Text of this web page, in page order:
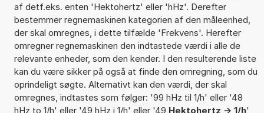
af detf.eks. enten 'Hektohertz' eller 'hHz'. Derefter
bestemmer regnemaskinen kategorien af den måleenhed,
der skal omregnes, i dette tilfælde 'Frekvens'. Herefter
omregner regnemaskinen den indtastede værdi i alle de
relevante enheder, som den kender. I den resulterende liste
kan du være sikker på også at finde den omregning, som du
oprindeligt søgte. Alternativt kan den værdi, der skal
omregnes, indtastes som følger: '99 hHz til 1/h' eller '48
hHz to 1/h' eller '49 hHz i 1/h' eller '49 Hektohertz -> 1/h'